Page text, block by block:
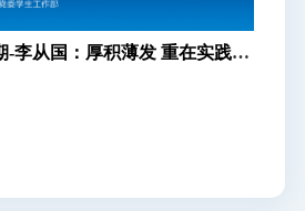
-李从国：厚积薄发 重在实践—